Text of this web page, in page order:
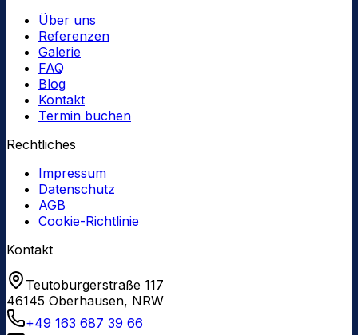
Über uns
Referenzen
Galerie
FAQ
Blog
Kontakt
Termin buchen
Rechtliches
Impressum
Datenschutz
AGB
Cookie-Richtlinie
Kontakt
Teutoburgerstraße 117
46145 Oberhausen, NRW
+49 163 687 39 66